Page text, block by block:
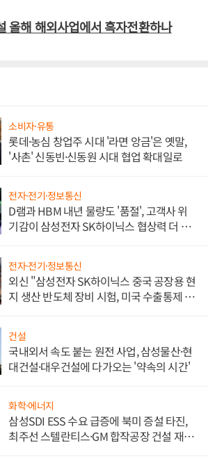
올해 해외사업에서 흑자전환하나
소비자·유통
롯데·농심 창업주 시대 '라면 앙금'은 옛말,
'사촌' 신동빈·신동원 시대 협업 확대일로
전자·전기·정보통신
D램과 HBM 내년 물량도 '품절', 고객사 위
기감이 삼성전자 SK하이닉스 협상력 더 키
전자·전기·정보통신
외신 "삼성전자 SK하이닉스 중국 공장용 현
지 생산 반도체 장비 시험, 미국 수출통제 대
건설
국내외서 속도 붙는 원전 사업, 삼성물산·현
대건설·대우건설에 다가오는 '약속의 시간'
화학·에너지
삼성SDI ESS 수요 급증에 북미 증설 타진,
최주선 스텔란티스·GM 합작공장 건설 재추